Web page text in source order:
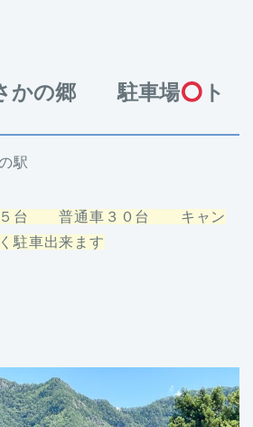
かの郷 駐車場
ト
駅
台 普通車３０台 キャン
駐車出来ます